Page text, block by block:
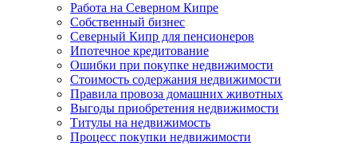
Работа на Северном Кипре
Собственный бизнес
Северный Кипр для пенсионеров
Ипотечное кредитование
Ошибки при покупке недвижимости
Стоимость содержания недвижимости
Правила провоза домашних животных
Выгоды приобретения недвижимости
Титулы на недвижимость
Процесс покупки недвижимости